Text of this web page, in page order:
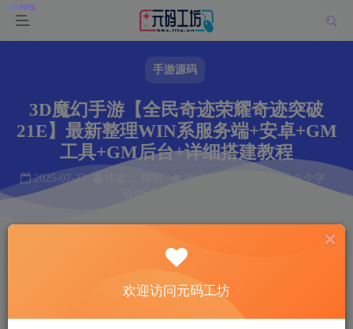
手游源码
3D魔幻手游【全民奇迹荣耀奇迹突破
21E】最新整理WIN系服务端+安卓+GM
工具+GM后台+详细搭建教程
2025-07-27
本文共计 0 个字
107 10
欢迎访问元码工坊